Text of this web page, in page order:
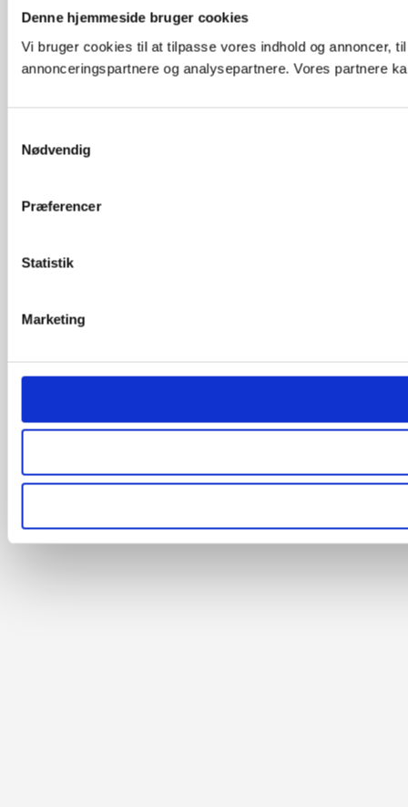
Denne hjemmeside bruger cookies
Vi bruger cookies til at tilpasse vores indhold og annoncer,
annonceringspartnere og analysepartnere. Vores partnere
Nødvendig
Præferencer
Statistik
Marketing